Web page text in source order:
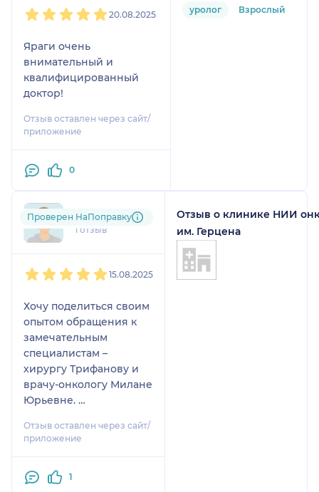
Евгеньевна.
образования до Ларисы
Валентиновны не
потеряно ОГРОМНОЕ
количество времени .
20.08.2025
Яраги очень
внимательный и
квалифицированный
доктор!
Отзыв оставлен через сайт/
приложение
0
уролог Взрослый
mag....@....ru
1 отзыв
Проверен НаПоправку
15.08.2025
Хочу поделиться своим
опытом обращения к
замечательным
специалистам –
хирургу Трифанову и
врачу-онкологу Милане
Юрьевне.
С первого момента
общения с ними я
искреннюю заботу и
Отзыв оставлен через сайт/
приложение
1
Отзыв о клинике НИИ
им. Герцена